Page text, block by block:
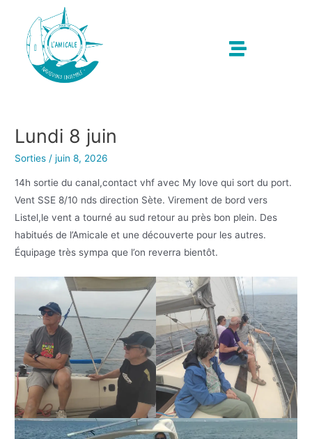
Lundi 8 juin
Sorties /juin 8, 2026
14h sortie du canal,contact vhf avec My love qui sort du port.
Vent SSE 8/10 nds direction Sète. Virement de bord vers
Listel,le vent a tourné au sud retour au près bon plein. Des
habitués de l’Amicale et une découverte pour les autres.
Équipage très sympa que l’on reverra bientôt.